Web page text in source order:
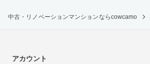
中古・リノベーションマンションならcowcamo
アカウント